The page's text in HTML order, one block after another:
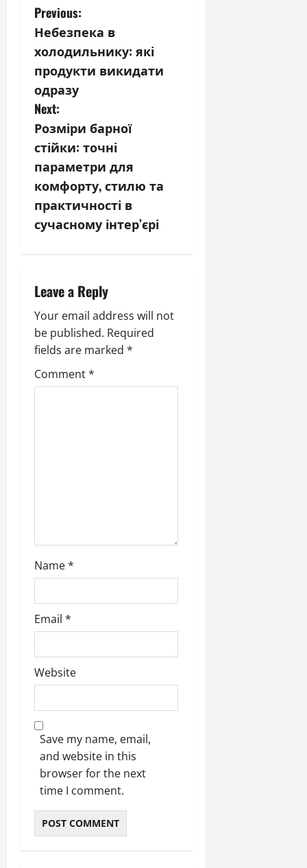
P
o
s
t
n
a
v
i
t
i
o
n
Previous:
Небезпека в
холодильнику: які
продукти викидати
одразу
Next:
Розміри барної
стійки: точні
параметри для
комфорту, стилю та
практичності в
сучасному інтер’єрі
Leave a Reply
Your email address will not
be published. Required
fields are marked *
Comment*
Name*
Email *
Website
Save my name, email,
and website in this
browser for the next
time I comment.